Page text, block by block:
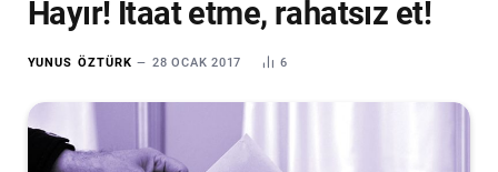
Hayır! İtaat etme, rahatsız et!
YUNUS ÖZTÜRK 28 OCAK 2017 6